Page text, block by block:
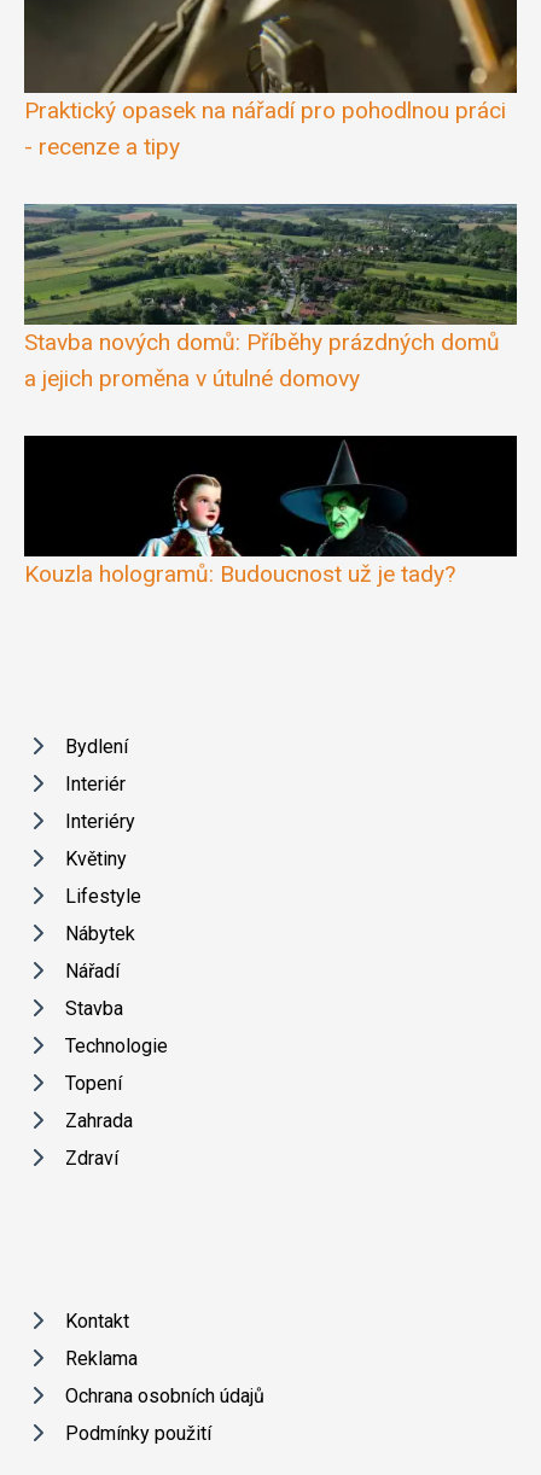
Praktický opasek na nářadí pro pohodlnou práci
- recenze a tipy
Stavba nových domů: Příběhy prázdných domů
a jejich proměna v útulné domovy
Kouzla hologramů: Budoucnost už je tady?
Bydlení
Interiér
Interiéry
Květiny
Lifestyle
Nábytek
Nářadí
Stavba
Technologie
Topení
Zahrada
Zdraví
Kontakt
Reklama
Ochrana osobních údajů
Podmínky použití